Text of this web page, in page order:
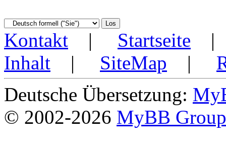
Kontakt | Startseite
Inhalt | SiteMap |
Deutsche Übersetzung:
© 2002-2026 MyBB Group